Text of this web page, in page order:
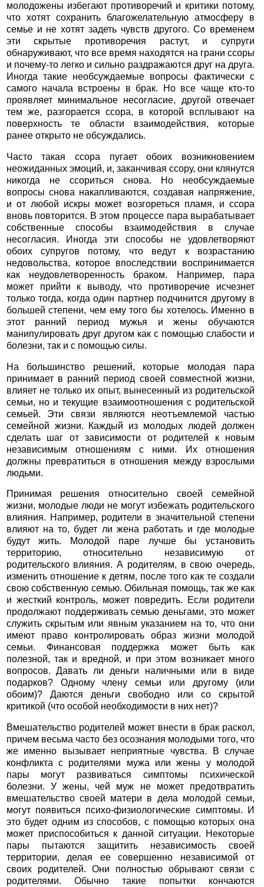
молодожены избегают противоречий и критики потому,
что хотят сохранить благожелательную атмосферу в
семье и не хотят задеть чувств другого. Со временем
эти скрытые противоречия растут, и супруги
обнаруживают, что все время находятся на грани ссоры
и почему-то легко и сильно раздражаются друг на друга.
Иногда такие необсуждаемые вопросы фактически с
самого начала встроены в брак. Но все чаще кто-то
проявляет минимальное несогласие, другой отвечает
тем же, разгорается ссора, в которой всплывают на
поверхность те области взаимодействия, которые
ранее открыто не обсуждались.
Часто такая ссора пугает обоих возникновением
неожиданных эмоций, и, заканчивая ссору, они клянутся
никогда не ссориться снова. Но необсуждаемые
вопросы снова накапливаются, создавая напряжение,
и от любой искры может возгореться пламя, и ссора
вновь повторится. В этом процессе пара вырабатывает
собственные способы взаимодействия в случае
несогласия. Иногда эти способы не удовлетворяют
обоих супругов потому, что ведут к возрастанию
недовольства, которое впоследствии воспринимается
как неудовлетворенность браком. Например, пара
может прийти к выводу, что противоречие исчезнет
только тогда, когда один партнер подчинится другому в
большей степени, чем ему того бы хотелось. Именно в
этот ранний период мужья и жены обучаются
манипулировать друг другом как с помощью слабости и
болезни, так и с помощью силы.
На большинство решений, которые молодая пара
принимает в ранний период своей совместной жизни,
влияет не только их опыт, вынесенный из родительской
семьи, но и текущие взаимоотношения с родительской
семьей. Эти связи являются неотъемлемой частью
семейной жизни. Каждый из молодых людей должен
сделать шаг от зависимости от родителей к новым
независимым отношениям с ними. Их отношения
должны превратиться в отношения между взрослыми
людьми.
Принимая решения относительно своей семейной
жизни, молодые люди не могут избежать родительского
влияния. Например, родители в значительной степени
влияют на то, будет ли жена работать и где молодые
будут жить. Молодой паре лучше бы установить
территорию, относительно независимую от
родительского влияния. А родителям, в свою очередь,
изменить отношение к детям, после того как те создали
свою собственную семью. Обильная помощь, так же как
и жесткий контроль, может повредить. Если родители
продолжают поддерживать семью деньгами, это может
служить скрытым или явным указанием на то, что они
имеют право контролировать образ жизни молодой
семьи. Финансовая поддержка может быть как
полезной, так и вредной, и при этом возникает много
вопросов. Давать ли деньги наличными или в виде
подарков? Одному члену семьи или другому (или
обоим)? Даются деньги свободно или со скрытой
критикой (что особой необходимости в них нет)?
Вмешательство родителей может внести в брак раскол,
причем весьма часто без осознания молодыми того, что
же именно вызывает неприятные чувства. В случае
конфликта с родителями мужа или жены у молодой
пары могут развиваться симптомы психической
болезни. У жены, чей муж не может предотвратить
вмешательство своей матери в дела молодой семьи,
могут появиться психо-физиологические симптомы. И
это будет одним из способов, с помощью которых она
может приспособиться к данной ситуации. Некоторые
пары пытаются защитить независимость своей
территории, делая ее совершенно независимой от
своих родителей. Они полностью обрывают связи с
родителями. Обычно такие попытки кончаются